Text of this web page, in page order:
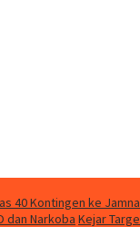
40 Kontingen ke
dan Narkoba Kejar